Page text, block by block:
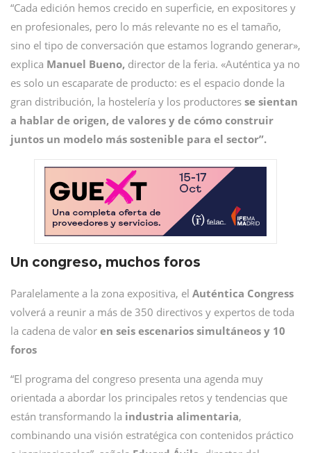
“Cada edición hemos crecido en superficie, en expositores y
en profesionales, pero lo más relevante no es el tamaño,
sino el tipo de conversación que estamos logrando generar»,
explica Manuel Bueno, director de la feria. «Auténtica ya no
es solo un escaparate de producto: es el espacio donde la
gran distribución, la hostelería y los productores se sientan
a hablar de origen, de valores y de cómo construir
juntos un modelo más sostenible para el sector”.
Un congreso, muchos foros
Paralelamente a la zona expositiva, el Auténtica Congress
volverá a reunir a más de 350 directivos y expertos de toda
la cadena de valor en seis escenarios simultáneos y 10
foros
“El programa del congreso presenta una agenda muy
orientada a abordar los principales retos y tendencias que
están transformando la industria alimentaria,
combinando una visión estratégica con contenidos práctico